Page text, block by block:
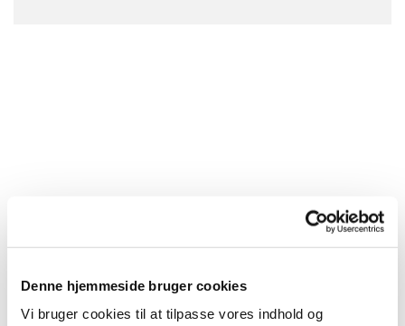
Denne hjemmeside bruger cookies
Vi bruger cookies til at tilpasse vores indhold og